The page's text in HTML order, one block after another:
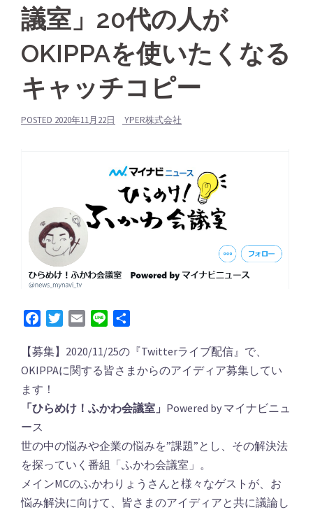
議室」20代の人が
OKIPPAを使いたくなる
キャッチコピー
POSTED 2020年11月22日 YPER株式会社
FacebookTwitterEmail Line
【募集】2020/11/25の『Twitterライブ配信』で、
OKIPPAに関する皆さまからのアイディア募集してい
ます！
「ひらめけ！ふかわ会議室」 Powered by マイナビニュ
ース
世の中の悩みや企業の悩みを”課題”とし、その解決法
を探っていく番組「ふかわ会議室」。
メインMCのふかわりょうさんと様々なゲストが、お
悩み解決に向けて、皆さまのアイディアと共に議論し